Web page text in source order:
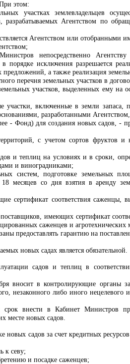
этом:
участках землевладельцев
разрабатываемых Агентством по
Агентством или отобранными
непосредственно
исключения разрешается
а также реализация
перечня земельных участков в
участков, выделенных ему на
включенные в земли запаса,
разработанными Агентством,
- Фонд) для создания новых садов, -
с учетом сортов фруктов и
и теплиц на условиях и в сроки,
и виноградниками;
систем, подготовке земельных
месяцев со дня взятия в аренду
сертификат соответствия саженцы,
имеющих сертификат
саженцев и агротехнических
предоставлять гарантию на
новых садах является обязательной.
садов и теплиц в
вносит в контролирующие органы
либо иного нецелевого
срок внести в Кабинет Министров
месте новых садов.
новых садов за счет кредитных
к севу;
и посадке саженцев;